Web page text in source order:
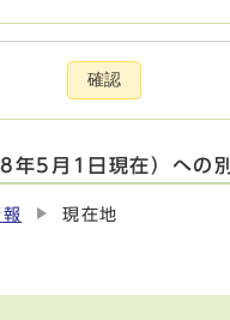
確認
年5月1日現在）への
現在地